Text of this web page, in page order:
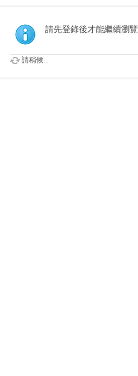
請先登錄後才能繼續瀏覽
請稍候...